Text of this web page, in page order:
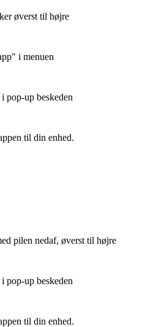
øverst til højre
i menuen
up beskeden
til din enhed.
pilen nedaf, øverst til højre
up beskeden
til din enhed.